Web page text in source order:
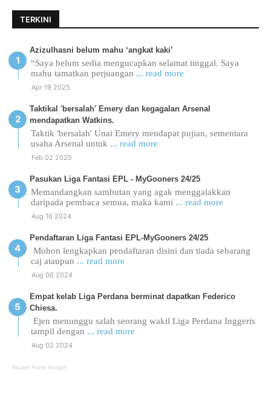
TERKINI
Azizulhasni belum mahu ‘angkat kaki’
“Saya belum sedia mengucapkan selamat tinggal. Saya
mahu tamatkan perjuangan ... read more
Apr 19 2025
Taktikal 'bersalah' Emery dan kegagalan Arsenal
mendapatkan Watkins.
Taktik 'bersalah' Unai Emery mendapat pujian, sementara
usaha Arsenal untuk ... read more
Feb 02 2025
Pasukan Liga Fantasi EPL - MyGooners 24/25
Memandangkan sambutan yang agak menggalakkan
daripada pembaca semua, maka kami ... read more
Aug 16 2024
Pendaftaran Liga Fantasi EPL-MyGooners 24/25
Mohon lengkapkan pendaftaran disini dan tiada sebarang
caj ataupun ... read more
Aug 06 2024
Empat kelab Liga Perdana berminat dapatkan Federico
Chiesa.
Ejen menunggu salah seorang wakil Liga Perdana Inggeris
tampil dengan ... read more
Aug 02 2024
Recent Posts Widget